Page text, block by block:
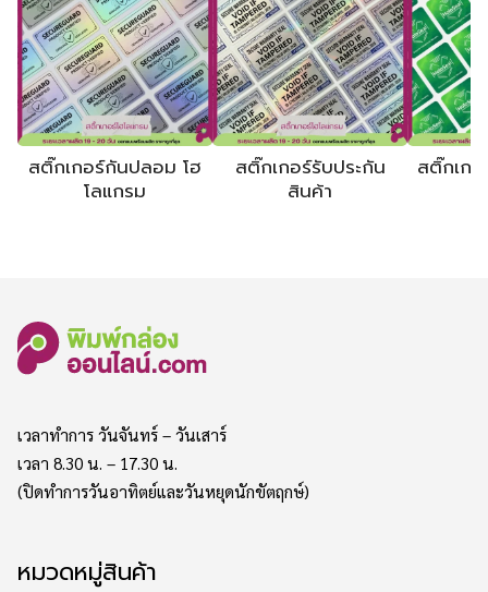
สติ๊กเกอร์กันปลอม โฮ
โลแกรม
สติ๊กเกอร์รับประกัน
สินค้า
สติ๊กเก
เวลาทำการ วันจันทร์ – วันเสาร์
เวลา 8.30 น. – 17.30 น.
(ปิดทำการวันอาทิตย์และวันหยุดนักขัตฤกษ์)
หมวดหมู่สินค้า